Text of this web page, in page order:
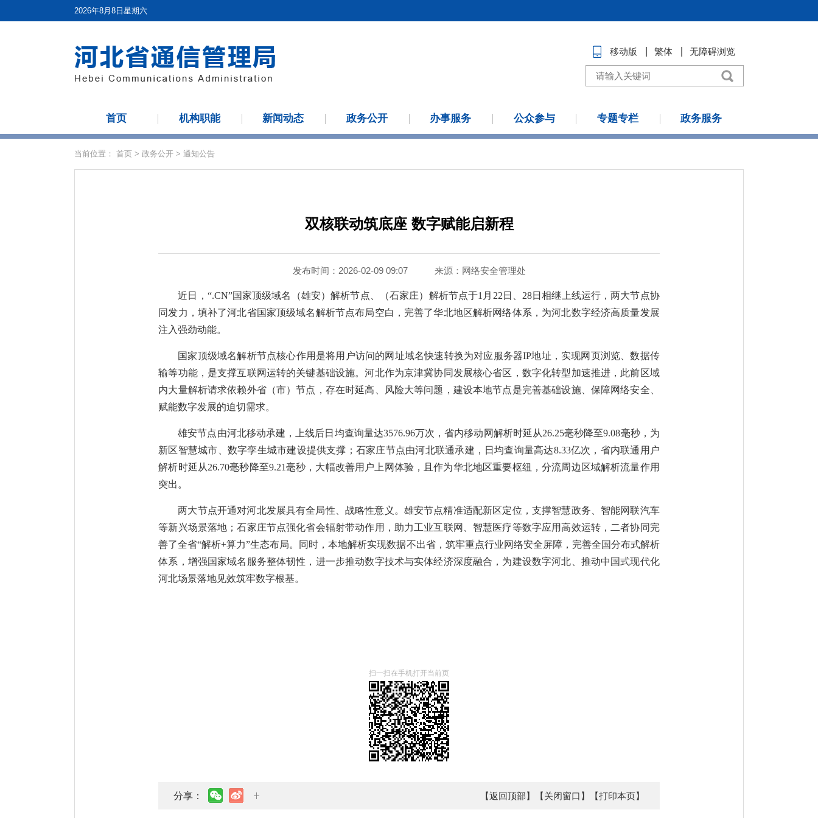
2026年8月8日星期六
移动版 繁体 无障碍浏览
首页 机构职能 新闻动态 政务公开 办事服务 公众参与 专题专栏 政务服务
当前位置： 首页 > 政务公开 > 通知公告
双核联动筑底座 数字赋能启新程
发布时间：2026-02-09 09:07 来源： 网络安全管理处
近日，“.CN”国家顶级域名（雄安）解析节点、（石家庄）解析节点于1月22日、28日相继上线运行，两大节点协
同发力，填补了河北省国家顶级域名解析节点布局空白，完善了华北地区解析网络体系，为河北数字经济高质量发展
注入强劲动能。
国家顶级域名解析节点核心作用是将用户访问的网址域名快速转换为对应服务器IP地址，实现网页浏览、数据传
输等功能，是支撑互联网运转的关键基础设施。河北作为京津冀协同发展核心省区，数字化转型加速推进，此前区域
内大量解析请求依赖外省（市）节点，存在时延高、风险大等问题，建设本地节点是完善基础设施、保障网络安全、
赋能数字发展的迫切需求。
雄安节点由河北移动承建，上线后日均查询量达3576.96万次，省内移动网解析时延从26.25毫秒降至9.08毫秒，为
新区智慧城市、数字孪生城市建设提供支撑；石家庄节点由河北联通承建，日均查询量高达8.33亿次，省内联通用户
解析时延从26.70毫秒降至9.21毫秒，大幅改善用户上网体验，且作为华北地区重要枢纽，分流周边区域解析流量作用
突出。
两大节点开通对河北发展具有全局性、战略性意义。雄安节点精准适配新区定位，支撑智慧政务、智能网联汽车
等新兴场景落地；石家庄节点强化省会辐射带动作用，助力工业互联网、智慧医疗等数字应用高效运转，二者协同完
善了全省“解析+算力”生态布局。同时，本地解析实现数据不出省，筑牢重点行业网络安全屏障，完善全国分布式解析
体系，增强国家域名服务整体韧性，进一步推动数字技术与实体经济深度融合，为建设数字河北、推动中国式现代化
河北场景落地见效筑牢数字根基。
扫一扫在手机打开当前页
分享： 【返回顶部】 【关闭窗口】 【打印本页】